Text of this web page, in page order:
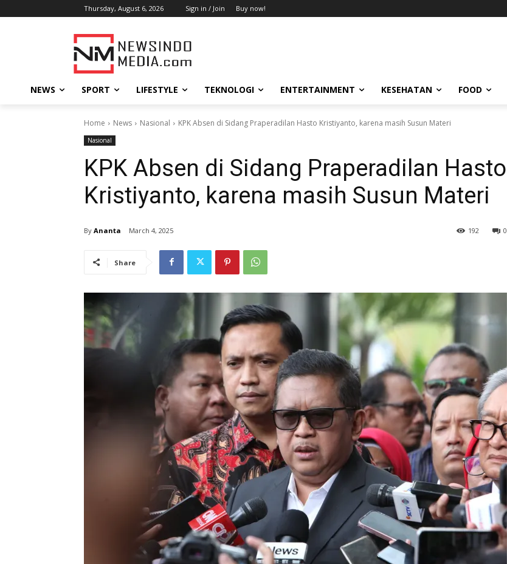
Thursday, August 6, 2026 Sign in / Join Buy now!
NEWS SPORT LIFESTYLE TEKNOLOGI ENTERTAINMENT KESEHATAN FOOD
Home News Nasional KPK Absen di Sidang Praperadilan Hasto Kristiyanto, karena masih Susun Materi
Nasional
KPK Absen di Sidang Praperadilan Hasto
Kristiyanto, karena masih Susun Materi
By Ananta March 4, 2025 0
192
Share